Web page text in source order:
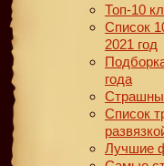
Топ-10
Список
2021 год
года
Список
Лучшие